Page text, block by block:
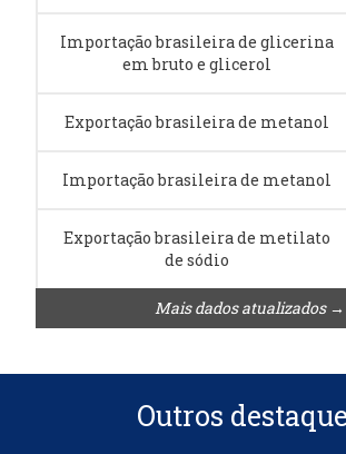
Importação brasileira de glicerina
em bruto e glicerol
Exportação brasileira de metanol
Importação brasileira de metanol
Exportação brasileira de metilato
de sódio
Mais dados atualizados →
Outros